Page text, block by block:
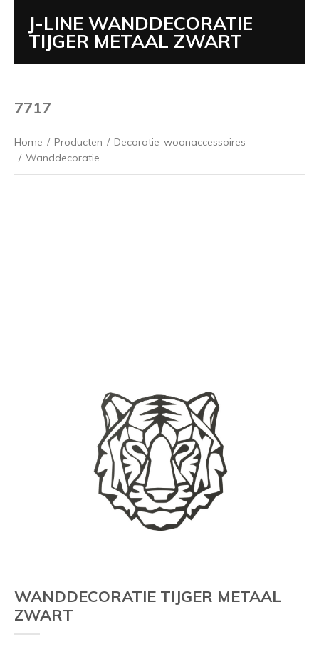
J-LINE WANDDECORATIE
TIJGER METAAL ZWART
7717
Home / Producten / Decoratie-woonaccessoires
/ Wanddecoratie
WANDDECORATIE TIJGER METAAL
ZWART